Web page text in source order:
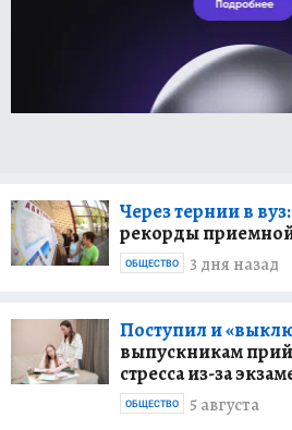
Через тернии в вуз:
рекорды
3 дня назад
ОБЩЕСТВО
Поступил и
выпускникам
стресса из-за
5 августа
ОБЩЕСТВО